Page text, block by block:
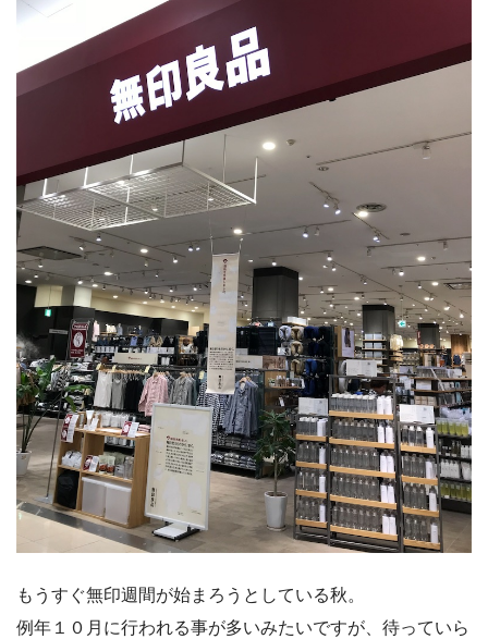
もうすぐ無印週間が始まろうとしている秋。
例年１０月に行われる事が多いみたいですが、待っていら